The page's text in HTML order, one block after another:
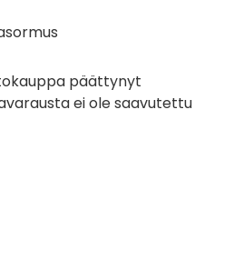
päättynyt
ei ole saavutettu